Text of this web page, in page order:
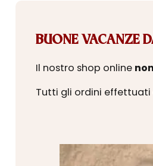
BUONE VACANZE
Il nostro shop online
Tutti gli ordini effettuati